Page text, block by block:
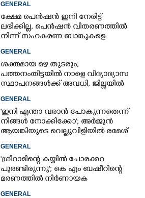
GENERAL
ക്ഷേമ പെൻഷൻ ഇനി നേരിട്ട്
ലഭിക്കില്ല,​ പെൻഷൻ വിതരണത്തിൽ
നിന്ന് സഹകരണ ബാങ്കുകളെ
ഒഴിവാക്കി
GENERAL
ശക്തമായ മഴ തുടരും;
പത്തനംതിട്ടയിൽ നാളെ വിദ്യാഭ്യാസ
സ്ഥാപനങ്ങൾക്ക് അവധി,​ ജില്ലയിൽ
ഇന്ന് റെ‌ഡും നാളെ ഓറഞ്ചും അലർട്ട്
GENERAL
'ഇനി എന്താ വരാൻ പോകുന്നതെന്ന്
നിങ്ങൾ നോക്കിക്കോ'; അർജുൻ
ആയങ്കിയുടെ വെല്ലുവിളിയിൽ രമേശ്
ചെന്നിത്തല
GENERAL
'ശ്രീറാമിന്റെ കയ്യിൽ ചോരക്കറ
പുരണ്ടിരുന്നു'; കെ എം ബഷീറിന്റെ
മരണത്തിൽ നിർണായക
മൊഴിയുമായി ദൃക്‌സാക്ഷി
GENERAL